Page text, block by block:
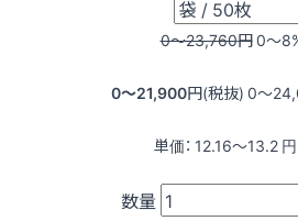
0〜23,760円0〜8
0〜21,900円(税抜) 0〜
単価： 12.16〜13.2
数量